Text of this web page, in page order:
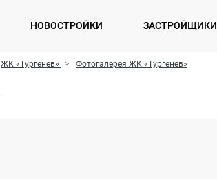
НОВОСТРОЙКИ ЗАСТРОЙЩИКИ
ЖК «Тургенев» Фотогалерея ЖК «Тургенев»